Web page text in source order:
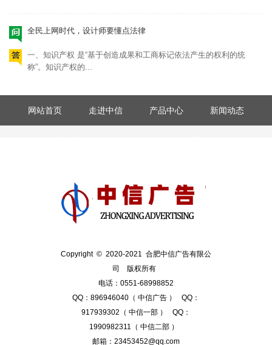
称”。知识产权的...
“钓鱼”其实是互联网黑话。“钓鱼行为”是指欺骗或者诈骗的一种方
式。 而在国...
广告法这个词应该都不陌生。但是很多设计师觉得广告法和自己离
的很远，自己是互联...
网站首页 走进中信 产品中心 新闻动态
Copyright © 2020-2021 合肥中信广告有限公
司 版权所有
电话：0551-68998852
QQ：896946040（ 中信广告 ） QQ：
917939302（ 中信一部 ） QQ：
1990982311（ 中信二部 ）
邮箱：23453452@qq.com